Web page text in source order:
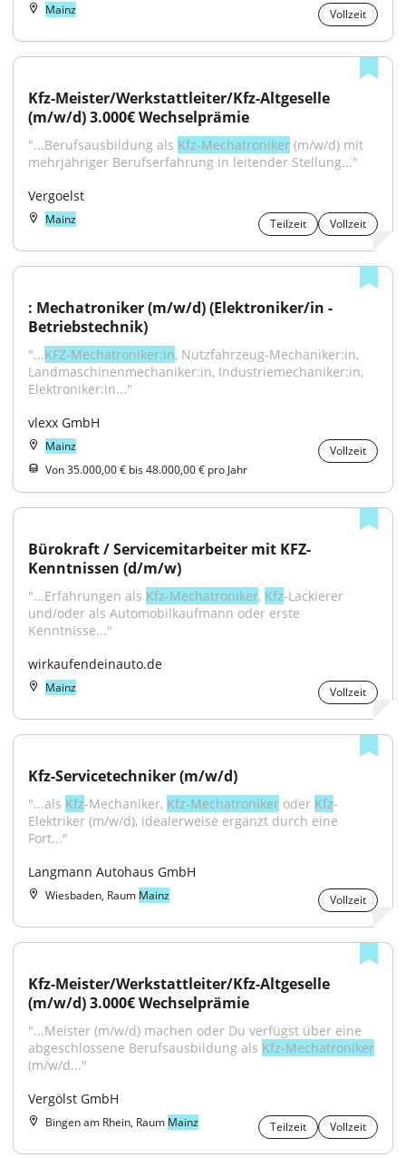
Mainz Vollzeit
Kfz-Meister/Werkstattleiter/Kfz-Altgeselle
(m/w/d) 3.000€ Wechselprämie
"...Berufsausbildung als Kfz-Mechatroniker (m/w/d) mit
mehrjähriger Berufserfahrung in leitender Stellung..."
Vergoelst
Mainz Teilzeit Vollzeit
: Mechatroniker (m/w/d) (Elektroniker/in -
Betriebstechnik)
"...KFZ-Mechatroniker:in, Nutzfahrzeug-Mechaniker:in,
Landmaschinenmechaniker:in, Industriemechaniker:in,
Elektroniker:in..."
vlexx GmbH
Mainz
Vollzeit
Von 35.000,00 € bis 48.000,00 € pro Jahr
Bürokraft / Servicemitarbeiter mit KFZ-
Kenntnissen (d/m/w)
"...Erfahrungen als Kfz-Mechatroniker, Kfz-Lackierer
und/oder als Automobilkaufmann oder erste
Kenntnisse..."
wirkaufendeinauto.de
Mainz Vollzeit
Kfz-Servicetechniker (m/w/d)
"...als Kfz-Mechaniker, Kfz-Mechatroniker oder Kfz-
Elektriker (m/w/d), idealerweise ergänzt durch eine
Fort..."
Langmann Autohaus GmbH
Wiesbaden, Raum Mainz Vollzeit
Kfz-Meister/Werkstattleiter/Kfz-Altgeselle
(m/w/d) 3.000€ Wechselprämie
"...Meister (m/w/d) machen oder Du verfügst über eine
abgeschlossene Berufsausbildung als Kfz-Mechatroniker
(m/w/d..."
Vergölst GmbH
Bingen am Rhein, Raum Mainz Teilzeit Vollzeit